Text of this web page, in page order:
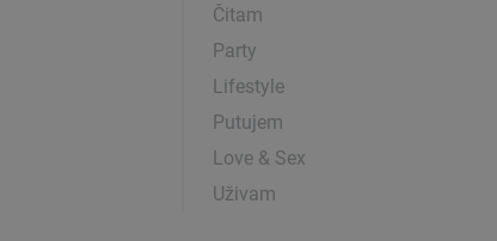
Čitam
Party
Lifestyle
Putujem
Love & Sex
Uživam